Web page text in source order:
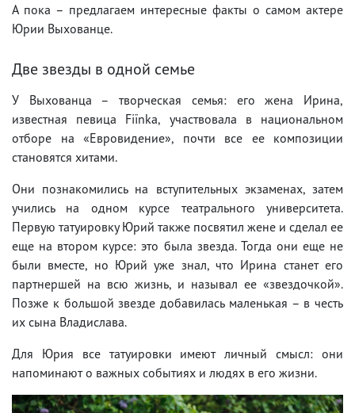
А пока – предлагаем интересные факты о самом актере
Юрии Выхованце.
Две звезды в одной семье
У Выхованца – творческая семья: его жена Ирина,
известная певица Fiїnka, участвовала в национальном
отборе на «Евровидение», почти все ее композиции
становятся хитами.
Они познакомились на вступительных экзаменах, затем
учились на одном курсе театрального университета.
Первую татуировку Юрий также посвятил жене и сделал ее
еще на втором курсе: это была звезда. Тогда они еще не
были вместе, но Юрий уже знал, что Ирина станет его
партнершей на всю жизнь, и называл ее «звездочкой».
Позже к большой звезде добавилась маленькая – в честь
их сына Владислава.
Для Юрия все татуировки имеют личный смысл: они
напоминают о важных событиях и людях в его жизни.